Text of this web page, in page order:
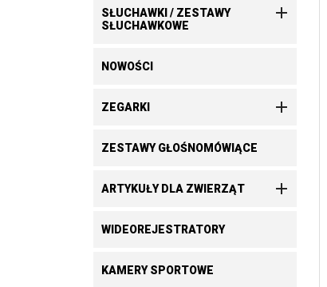
SŁUCHAWKI / ZESTAWY
SŁUCHAWKOWE

NOWOŚCI
ZEGARKI 
ZESTAWY GŁOŚNOMÓWIĄCE
ARTYKUŁY DLA ZWIERZĄT 
WIDEOREJESTRATORY
KAMERY SPORTOWE